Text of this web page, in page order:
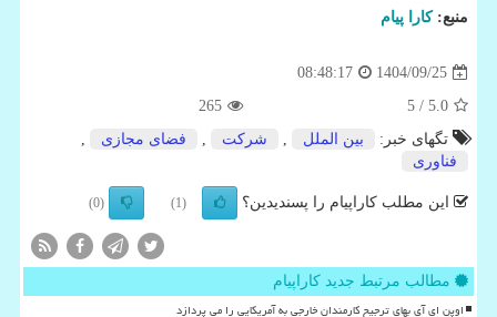
منبع:كارا پیام
1404/09/25
08:48:17
5.0
/ 5
265
تگهای خبر:
بین الملل , شركت , فضای مجازی
,
فناوری
این مطلب کاراپیام را پسندیدین؟ (1)
(0)
مطالب مرتبط جدید کاراپیام
اوپن ای آی بهای ترجیح کارمندان خارجی به آمریکایی را می پردازد